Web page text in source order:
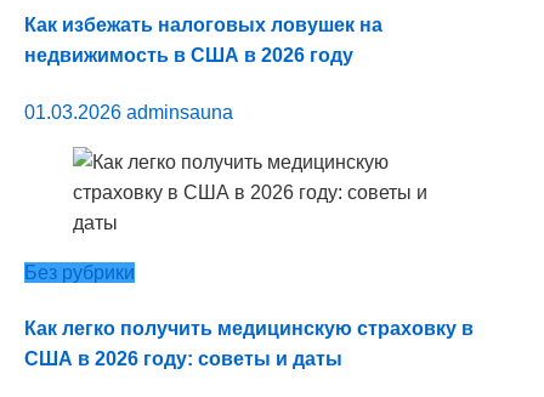
Как избежать налоговых ловушек на
недвижимость в США в 2026 году
01.03.2026 adminsauna
Без рубрики
Как легко получить медицинскую страховку в
США в 2026 году: советы и даты